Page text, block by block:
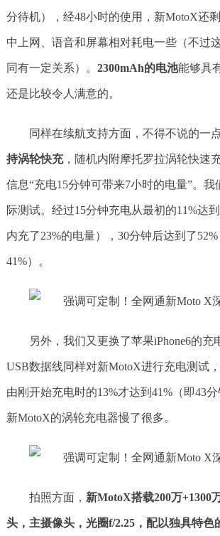
分待机），经48小时的使用，新MotoX还
中上网、语音和屏幕相对耗电一些（不过
同有一定关系）。 2300mAh的电池能够具
还是比较令人满意的。
同样在续航支持方面，不得不说的一
持涡轮快充，随机内附摩托罗拉涡轮快速
信息“充电15分钟可带来7小时的电量”。
际测试。经过15分钟充电从最初的11%达
内充了23%的电量），30分钟后达到了
41%）。
另外，我们又更换了苹果iPhone6的充
USB数据线同样对新MotoX进行充电测试
由刚开始充电时的13%才达到41%（即43
新MotoX的涡轮充电器慢了很多。
拍照方面， 新MotoX搭载200万+1300
头，主摄像头，光圈f/2.25，配以独具特